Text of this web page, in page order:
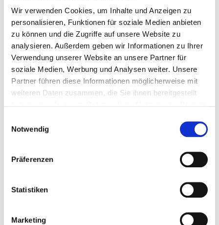
Wir verwenden Cookies, um Inhalte und Anzeigen zu
personalisieren, Funktionen für soziale Medien anbieten
zu können und die Zugriffe auf unsere Website zu
analysieren. Außerdem geben wir Informationen zu Ihrer
Verwendung unserer Website an unsere Partner für
soziale Medien, Werbung und Analysen weiter. Unsere
Partner führen diese Informationen möglicherweise mit
weiteren Daten zusammen, die Sie ihnen bereitgestellt
Notwendig
Präferenzen
Statistiken
Marketing
Infografik Demografischer Wandel
Infografik Wasserflächen
Infomaterial Dialogwerkstatt
Hameln2030 Prozessflyer